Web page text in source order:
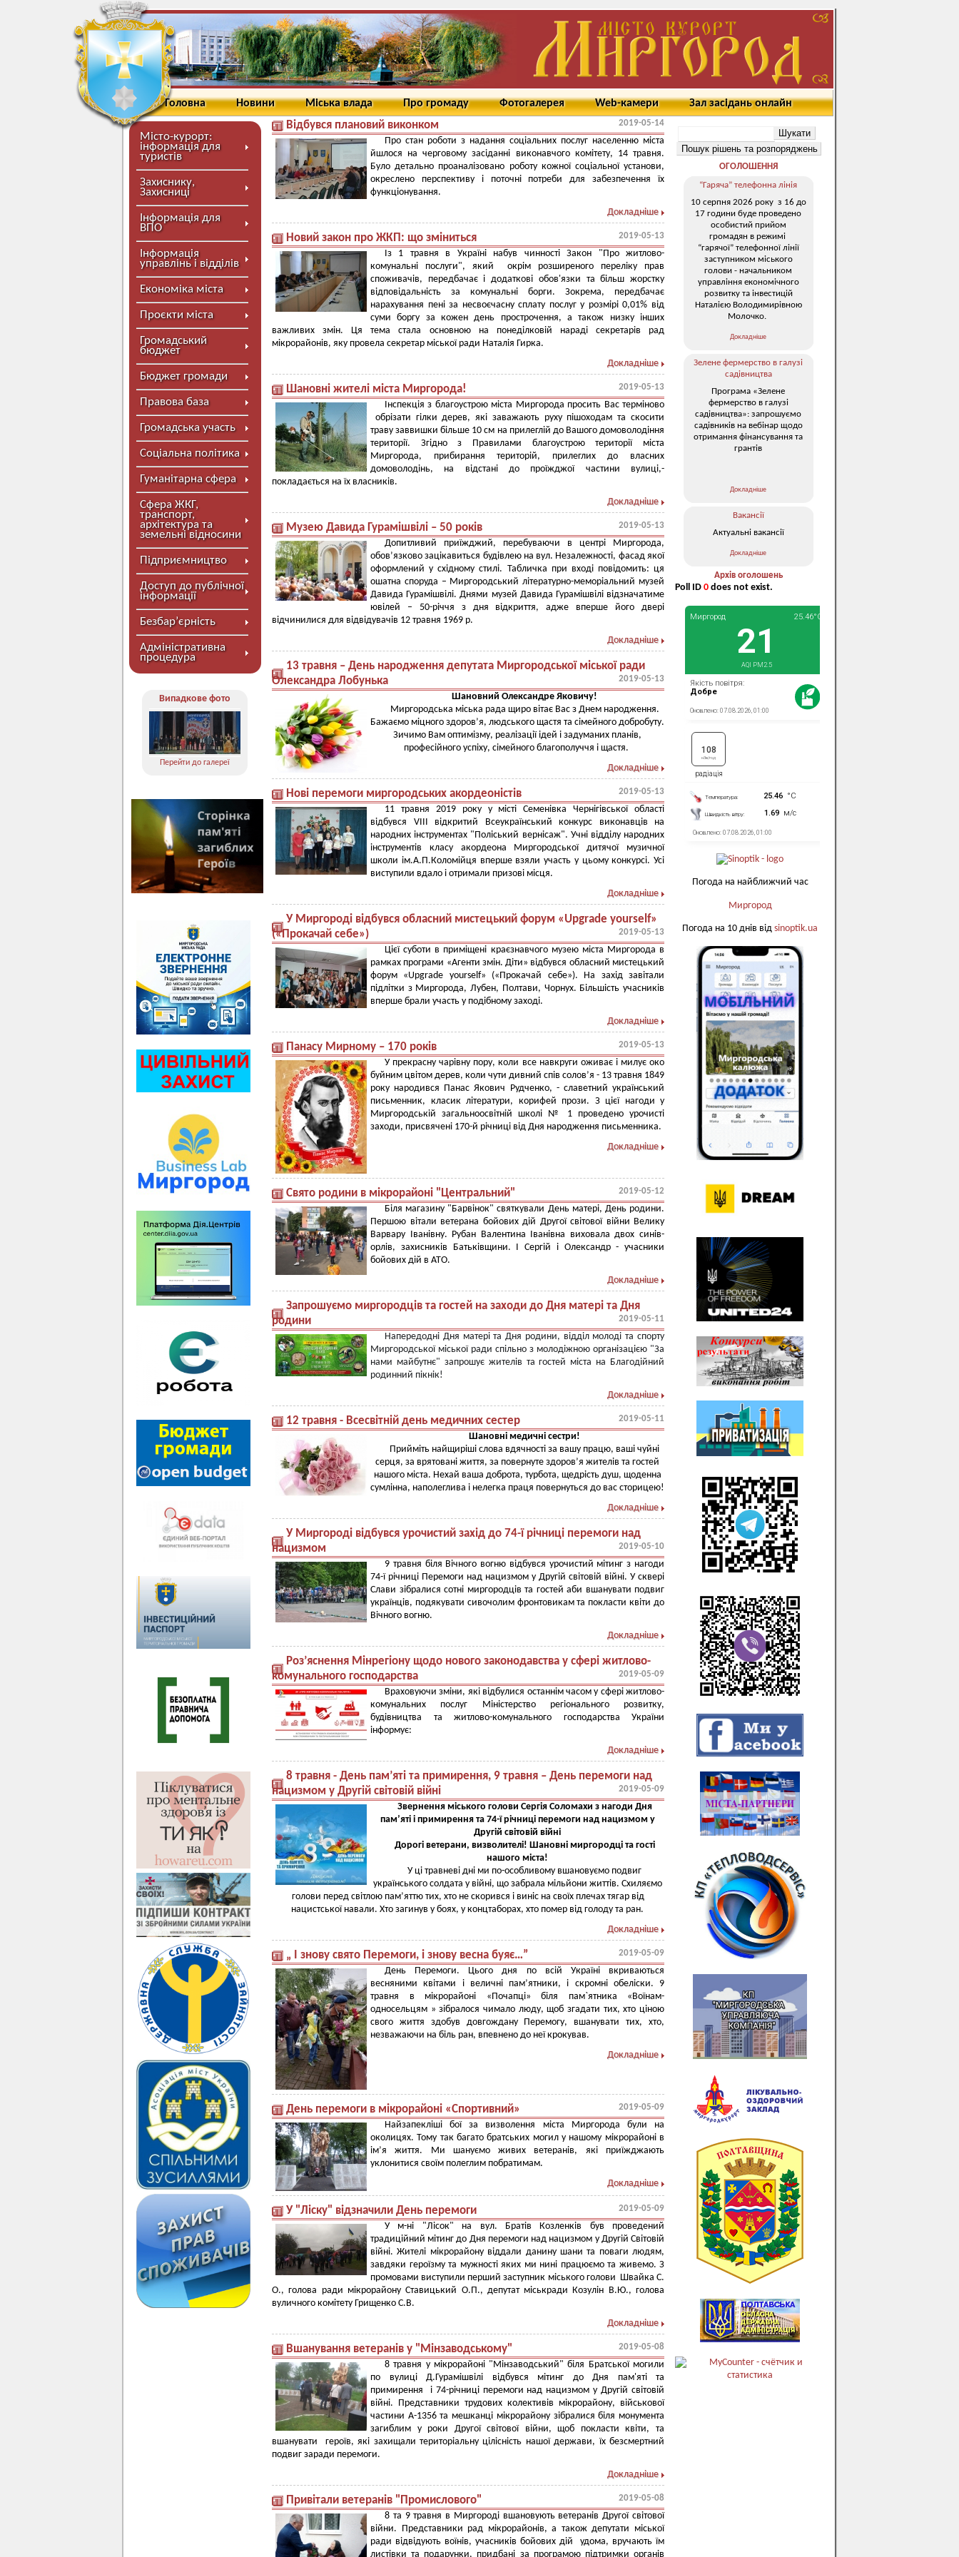
Головна Новини Міська влада Про громаду Фотогалерея Web-камери Зал засідань онлайн
Місто-курорт:
інформація для
туристів
Захиснику,
Захисниці
Інформація для
ВПО
Інформація
управлінь і відділів
Економіка міста
Проєкти міста
Громадський
бюджет
Бюджет громади
Правова база
Громадська участь
Соціальна політика
Гуманітарна сфера
Сфера ЖКГ,
транспорт,
архітектура та
земельні відносини
Підприємництво
Доступ до публічної
інформації
Безбар’єрність
Адміністративна
процедура
Випадкове фото
Перейти до галереї
Відбувся плановий виконком 2019-05-14
Про стан роботи з надання соціальних послуг населенню міста
йшлося на черговому засіданні виконавчого комітету, 14 травня.
Було детально проаналізовано роботу кожної соціальної установи,
окреслено перспективу і поточні потреби для забезпечення їх
функціонування.
Докладніше
Новий закон про ЖКП: що зміниться 2019-05-13
Із 1 травня в Україні набув чинності Закон "Про житлово-
комунальні послуги", який окрім розширеного переліку прав
споживачів, передбачає і додаткові обов'язки та більш жорстку
відповідальність за комунальні борги. Зокрема, передбачає
нарахування пені за несвоєчасну сплату послуг у розмірі 0,01% від
суми боргу за кожен день прострочення, а також низку інших
важливих змін. Ця тема стала основною на понеділковій нараді секретарів рад
мікрорайонів, яку провела секретар міської ради Наталія Гирка.
Докладніше
Шановні жителі міста Миргорода! 2019-05-13
Інспекція з благоустрою міста Миргорода просить Вас терміново
обрізати гілки дерев, які заважають руху пішоходам та скосити
траву заввишки більше 10 см на прилеглій до Вашого домоволодіння
території. Згідно з Правилами благоустрою території міста
Миргорода, прибирання територій, прилеглих до власних
домоволодінь, на відстані до проїжджої частини вулиці,-
покладається на їх власників.
Докладніше
Музею Давида Гурамішвілі – 50 років 2019-05-13
Допитливий приїжджий, перебуваючи в центрі Миргорода,
обов’язково зацікавиться будівлею на вул. Незалежності, фасад якої
оформлений у східному стилі. Табличка при вході повідомить: ця
ошатна споруда – Миргородський літературно-меморіальний музей
Давида Гурамішвілі. Днями музей Давида Гурамішвілі відзначатиме
ювілей – 50-річчя з дня відкриття, адже вперше його двері
відчинилися для відвідувачів 12 травня 1969 р.
Докладніше
13 травня – День народження депутата Миргородської міської ради
Олександра Лобунька
2019-05-13
Шановний Олександре Яковичу!
Миргородська міська рада щиро вітає Вас з Днем народження.
Бажаємо міцного здоров’я, людського щастя та сімейного добробуту.
Зичимо Вам оптимізму, реалізації ідей і задуманих планів,
професійного успіху, сімейного благополуччя і щастя.
Докладніше
Нові перемоги миргородських акордеоністів 2019-05-13
11 травня 2019 року у місті Семенівка Чернігівської області
відбувся VIII відкритий Всеукраїнський конкурс виконавців на
народних інструментах "Поліський вернісаж". Учні відділу народних
інструментів класу акордеона Миргородської дитячої музичної
школи ім.А.П.Коломійця вперше взяли участь у цьому конкурсі. Усі
виступили вдало і отримали призові місця.
Докладніше
У Миргороді відбувся обласний мистецький форум «Upgrade yourself»
(«Прокачай себе»)
2019-05-13
Цієї суботи в приміщені краєзнавчого музею міста Миргорода в
рамках програми «Агенти змін. Діти» відбувся обласний мистецький
форум «Upgrade yourself» («Прокачай себе»). На захід завітали
підлітки з Миргорода, Лубен, Полтави, Чорнух. Більшість учасників
вперше брали участь у подібному заході.
Докладніше
Панасу Мирному – 170 років 2019-05-13
У прекрасну чарівну пору, коли все навкруги оживає і милує око
буйним цвітом дерев, коли чути дивний спів солов’я - 13 травня 1849
року народився Панас Якович Рудченко, - славетний український
письменник, класик літератури, корифей прози. З цієї нагоди у
Миргородській загальноосвітній школі № 1 проведено урочисті
заходи, присвячені 170-й річниці від Дня народження письменника.
Докладніше
Свято родини в мікрорайоні "Центральний" 2019-05-12
Біля магазину "Барвінок" святкували День матері, День родини.
Першою вітали ветерана бойових дій Другої світової війни Велику
Варвару Іванівну. Рубан Валентина Іванівна виховала двох синів-
орлів, захисників Батьківщини. І Сергій і Олександр - учасники
бойових дій в АТО.
Докладніше
Запрошуємо миргородців та гостей на заходи до Дня матері та Дня
родини
2019-05-11
Напередодні Дня матері та Дня родини, відділ молоді та спорту
Миргородської міської ради спільно з молодіжною організацією "За
нами майбутнє" запрошує жителів та гостей міста на Благодійний
родинний пікнік!
Докладніше
12 травня - Всесвітній день медичних сестер 2019-05-11
Шановні медичні сестри!
Прийміть найщиріші слова вдячності за вашу працю, ваші чуйні
серця, за врятовані життя, за повернуте здоров’я жителів та гостей
нашого міста. Нехай ваша доброта, турбота, щедрість душ, щоденна
сумлінна, наполеглива і нелегка праця повернуться до вас сторицею!
Докладніше
У Миргороді відбувся урочистий захід до 74-ї річниці перемоги над
нацизмом
2019-05-10
9 травня біля Вічного вогню відбувся урочистий мітинг з нагоди
74-ї річниці Перемоги над нацизмом у Другій світовій війні. У сквері
Слави зібралися сотні миргородців та гостей аби вшанувати подвиг
українців, подякувати сивочолим фронтовикам та покласти квіти до
Вічного вогню.
Докладніше
Роз’яснення Мінрегіону щодо нового законодавства у сфері житлово-
комунального господарства
2019-05-09
Враховуючи зміни, які відбулися останнім часом у сфері житлово-
комунальних послуг Міністерство регіонального розвитку,
будівництва та житлово-комунального господарства України
інформує:
Докладніше
8 травня - День пам’яті та примирення, 9 травня – День перемоги над
нацизмом у Другій світовій війні
2019-05-09
Звернення міського голови Сергія Соломахи з нагоди Дня
пам’яті і примирення та 74-ї річниці перемоги над нацизмом у
Другій світовій війні
Дорогі ветерани, визволителі! Шановні миргородці та гості
нашого міста!
У ці травневі дні ми по-особливому вшановуємо подвиг
українського солдата у війні, що забрала мільйони життів. Схиляємо
голови перед світлою пам’яттю тих, хто не скорився і виніс на своїх плечах тягар від
нацистської навали. Хто загинув у боях, у концтаборах, хто помер від голоду та ран.
Докладніше
„ І знову свято Перемоги, і знову весна буяє…” 2019-05-09
День Перемоги. Цього дня по всій Україні вкриваються
весняними квітами і величні пам’ятники, і скромні обеліски. 9
травня в мікрорайоні «Почапці» біля пам`ятника «Воїнам-
односельцям » зібралося чимало люду, щоб згадати тих, хто ціною
свого життя здобув довгождану Перемогу, вшанувати тих, хто,
незважаючи на біль ран, впевнено до неї крокував.
Докладніше
День перемоги в мікрорайоні «Спортивний» 2019-05-09
Найзапекліші бої за визволення міста Миргорода були на
околицях. Тому так багато братських могил у нашому мікрорайоні в
ім’я життя. Ми шануємо живих ветеранів, які приїжджають
уклонитися своїм полеглим побратимам.
Докладніше
У "Ліску" відзначили День перемоги 2019-05-09
У м-ні "Лісок" на вул. Братів Козленків був проведений
традиційний мітинг до Дня перемоги над нацизмом у Другій Світовій
війні. Жителі мікрорайону віддали данину шани та поваги людям,
завдяки героїзму та мужності яких ми нині працюємо та живемо. З
промовами виступили перший заступник міського голови Швайка С.
О., голова ради мікрорайону Ставицький О.П., депутат міськради Козулін В.Ю., голова
вуличного комітету Грищенко С.В.
Докладніше
Вшанування ветеранів у "Мінзаводському" 2019-05-08
8 травня у мікрорайоні "Мінзаводський" біля Братської могили
по вулиці Д.Гурамішвілі відбувся мітинг до Дня пам'яті та
примирення і 74-річниці перемоги над нацизмом у Другій світовій
війні. Представники трудових колективів мікрорайону, військової
частини А-1356 та мешканці мікрорайону зібралися біля монумента
загиблим у роки Другої світової війни, щоб покласти квіти, та
вшанувати героїв, які захищали територіальну цілісність нашої держави, їх безсмертний
подвиг заради перемоги.
Докладніше
Привітали ветеранів "Промислового" 2019-05-08
8 та 9 травня в Миргороді вшановують ветеранів Другої світової
війни. Представники рад мікрорайонів, а також депутати міської
ради відвідують воїнів, учасників бойових дій удома, вручають їм
листівки та подарунки, придбані за програмою підтримки органів
ОГОЛОШЕННЯ
“Гаряча” телефонна лінія
10 серпня 2026 року з 16 до
17 години буде проведено
особистий прийом
громадян в режимі
“гарячої” телефонної лінії
заступником міського
голови - начальником
управління економічного
розвитку та інвестицій
Наталією Володимирівною
Молочко.
Докладніше
Зелене фермерство в галузі
садівництва
Програма «Зелене
фермерство в галузі
садівництва»: запрошуємо
садівників на вебінар щодо
отримання фінансування та
грантів
Докладніше
Вакансії
Актуальні вакансії
Докладніше
Архів оголошень
Poll ID 0 does not exist.
Погода на найближчий час
Миргород
Погода на 10 днів від sinoptik.ua